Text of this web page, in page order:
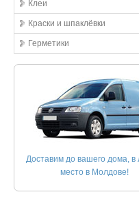
Клеи
Краски и шпаклёвки
Герметики
Доставим до вашего дома, в
место в Молдове!